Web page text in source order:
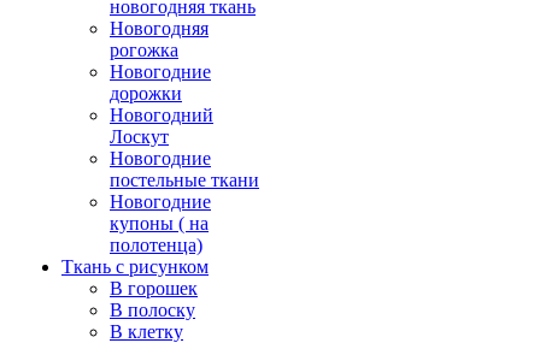
новогодняя ткань
Новогодняя
рогожка
Новогодние
дорожки
Новогодний
Лоскут
Новогодние
постельные ткани
Новогодние
купоны ( на
полотенца)
Ткань с рисунком
В горошек
В полоску
В клетку